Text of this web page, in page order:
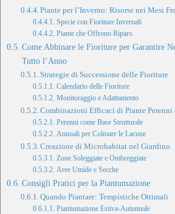
Piante per l’Inverno: Risorse nei Mesi
Specie con Fioriture Invernali
Piante che Offrono Riparo
Come Abbinare le Fioriture per Garantire
Tutto l’Anno
Strategie di Successione delle Fioriture
Calendario delle Fioriture
Monitoraggio e Adattamento
Combinazioni Efficaci di Piante Perenni
Perenni come Base Strutturale
Annuali per Colmare le Lacune
Creazione di Microhabitat nel Giardino
Zone Soleggiate e Ombreggiate
Aree Umide e Secche
Consigli Pratici per la Piantumazione
Quando Piantare: Tempistiche Ottimali
Piantumazione Estiva-Autunnale